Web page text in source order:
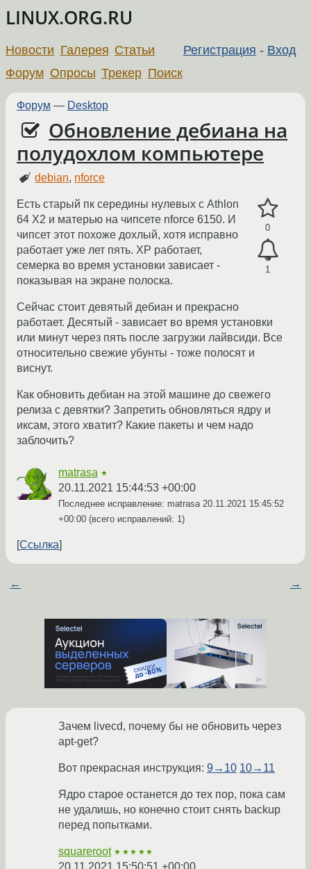
LINUX.ORG.RU
Регистрация - Вход
Новости Галерея Статьи
Форум Опросы Трекер Поиск
Форум — Desktop
Обновление дебиана на
полудохлом компьютере
debian, nforce
0
1
Есть старый пк середины нулевых с Athlon
64 X2 и матерью на чипсете nforce 6150. И
чипсет этот похоже дохлый, хотя исправно
работает уже лет пять. XP работает,
семерка во время установки зависает -
показывая на экране полоска.
Сейчас стоит девятый дебиан и прекрасно
работает. Десятый - зависает во время установки
или минут через пять после загрузки лайвсиди. Все
относительно свежие убунты - тоже полосят и
виснут.
Как обновить дебиан на этой машине до свежего
релиза с девятки? Запретить обновляться ядру и
иксам, этого хватит? Какие пакеты и чем надо
заблочить?
matrasa ★
20.11.2021 15:44:53 +00:00
Последнее исправление: matrasa 20.11.2021 15:45:52
+00:00 (всего исправлений: 1)
Ссылка
← →
Зачем livecd, почему бы не обновить через
apt-get?
Вот прекрасная инструкция: 9→10 10→11
Ядро старое останется до тех пор, пока сам
не удалишь, но конечно стоит снять backup
перед попытками.
squareroot ★★★★★